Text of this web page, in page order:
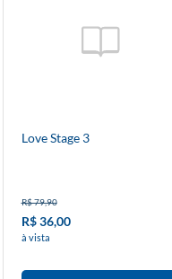
Love Stage 3
R$ 79,90
R$ 36,00
à vista